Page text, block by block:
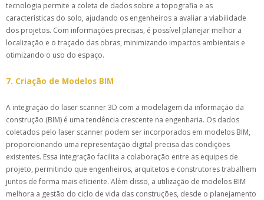
tecnologia permite a coleta de dados sobre a topografia e as
características do solo, ajudando os engenheiros a avaliar a viabilidade
dos projetos. Com informações precisas, é possível planejar melhor a
localização e o traçado das obras, minimizando impactos ambientais e
otimizando o uso do espaço.
7. Criação de Modelos BIM
A integração do laser scanner 3D com a modelagem da informação da
construção (BIM) é uma tendência crescente na engenharia. Os dados
coletados pelo laser scanner podem ser incorporados em modelos BIM,
proporcionando uma representação digital precisa das condições
existentes. Essa integração facilita a colaboração entre as equipes de
projeto, permitindo que engenheiros, arquitetos e construtores trabalhem
juntos de forma mais eficiente. Além disso, a utilização de modelos BIM
melhora a gestão do ciclo de vida das construções, desde o planejamento